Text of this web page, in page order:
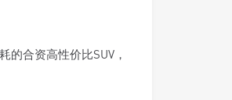
的合资高性价比SUV，